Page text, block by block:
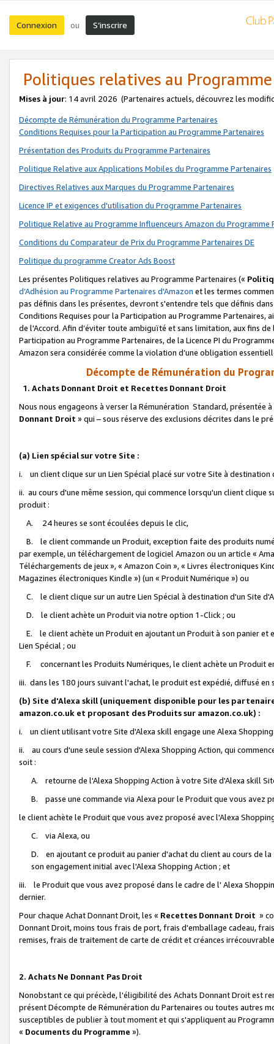
Connexion ou S’inscrire
Politiques relatives au
Mises à jour: 14 avril 2026 (Partenaires actuels, découvrez les
Décompte de Rémunération du Programme Partenaires
Conditions Requises pour la Participation au Programme Partenaires
Présentation des Produits du Programme Partenaires
Politique Relative aux Applications Mobiles du Programme Partenaires
Directives Relatives aux Marques du Programme Partenaires
Licence IP et exigences d'utilisation du Programme Partenaires
Politique Relative au Programme Influenceurs Amazon du Programme
Conditions du Comparateur de Prix du Programme Partenaires DE
Politique du programme Creator Ads Boost
Les présentes Politiques relatives au Programme Partenaires («
d’Adhésion au Programme Partenaires d'Amazon et les termes
pas définis dans les présentes, devront s'entendre tels que définis
Conditions Requises pour la Participation au Programme Partenaires,
de l'Accord. Afin d’éviter toute ambiguïté et sans limitation, aux fins
Participation au Programme Partenaires, de la Licence PI du
Amazon sera considérée comme la violation d’une obligation
Décompte de Rémunération du
1. Achats Donnant Droit et Recettes Donnant Droit
Nous nous engageons à verser la Rémunération Standard, présentée
Donnant Droit » qui – sous réserve des exclusions décrites dans le
(a) Lien spécial sur votre Site :
i. un client clique sur un Lien Spécial placé sur votre Site à destination
ii. au cours d'une même session, qui commence lorsqu'un client
produit :
A. 24 heures se sont écoulées depuis le clic,
B. le client commande un Produit, exception faite des produits
par exemple, un téléchargement de logiciel Amazon ou un article «
Téléchargements de jeux », « Amazon Coin », « Livres électroniques
Magazines électroniques Kindle ») (un « Produit Numérique ») ou
C. le client clique sur un autre Lien Spécial à destination d'un Site
D. le client achète un Produit via notre option 1-Click ; ou
E. le client achète un Produit en ajoutant un Produit à son panier et
Lien Spécial ; ou
F. concernant les Produits Numériques, le client achète un Produit
iii. dans les 180 jours suivant l'achat, le produit est expédié, diffusé
(b) Site d'Alexa skill (uniquement disponible pour les
amazon.co.uk et proposant des Produits sur amazon.co.uk) :
i. un client utilisant votre Site d'Alexa skill engage une Alexa
ii. au cours d'une seule session d'Alexa Shopping Action, qui
soit :
A. retourne de l'Alexa Shopping Action à votre Site d'Alexa skill
B. passe une commande via Alexa pour le Produit que vous avez
le client achète le Produit que vous avez proposé avec l'Alexa
C. via Alexa, ou
D. en ajoutant ce produit au panier d'achat du client au cours de
son engagement initial avec l'Alexa Shopping Action ; et
iii. le Produit que vous avez proposé dans le cadre de l' Alexa
dernier.
Pour chaque Achat Donnant Droit, les « Recettes Donnant Droit »
Donnant Droit, moins tous frais de port, frais d'emballage cadeau,
remises, frais de traitement de carte de crédit et créances
2. Achats Ne Donnant Pas Droit
Nonobstant ce qui précède, l'éligibilité des Achats Donnant Droit est
présent Décompte de Rémunération du Partenaires ou toutes autres
susceptibles de publier à tout moment et qui s'appliquent au
« Documents du Programme »).